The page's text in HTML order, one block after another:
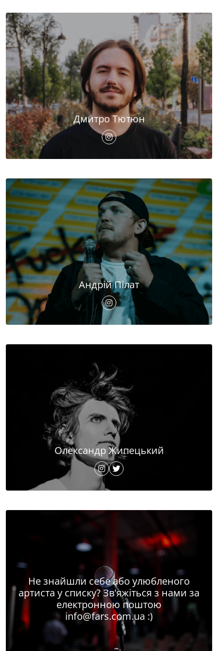
Дмитро Тютюн
Андрій Пілат
Олександр Жипецький
Не знайшли себе або улюбленого
артиста у списку? Зв'яжіться з нами за
електронною поштою
info@fars.com.ua :)